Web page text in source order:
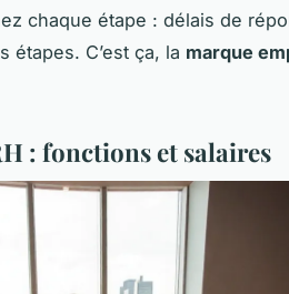
chaque étape : délais de
étapes. C’est ça, la marque
: fonctions et salaires